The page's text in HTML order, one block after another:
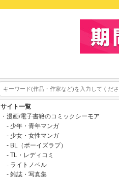
サイト一覧
漫画/電子書籍のコミックシーモア
少年・青年マンガ
少女・女性マンガ
BL（ボーイズラブ）
TL・レディコミ
ライトノベル
雑誌・写真集